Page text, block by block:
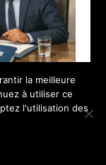
de long
on ajuste
La
partiel
la meilleure
à utiliser ce
l'utilisation des